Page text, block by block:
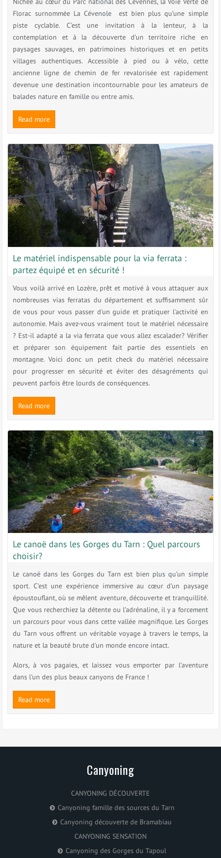
Florac surnommée La Cévenole est bien plus qu’une simple
piste cyclable. C’est une invitation à la lenteur, à la
contemplation et à la découverte d’un territoire riche en
paysages sauvages, en patrimoines historiques et en petits
villages authentiques. Accessible à pied ou à vélo, cette
ancienne ligne de chemin de fer revalorisée est rapidement
devenue une destination incontournable pour les amateurs de
balades nature en famille ou entre amis.
Read more
Le matériel indispensable pour la via ferrata :
partez équipé et en sécurité !
Vous voilà arrivé en Lozère, prêt et motivé à vous attaquer aux
nombreuses vias ferratas du département et suffisamment sûr
de vous pour vous passer d'un guide et pratiquer l'activité en
autonomie. Mais avez-vous vraiment tout le matériel nécessaire
? Est-il adapté a la via ferrata que vous allez escalader? Vérifier
et préparer son équipement fait partie des essentiels en
montagne. Voici donc un petit check du matériel nécessaire
pour progresser en sécurité et éviter des désagréments qui
peuvent parfois être lourds de conséquences.
Read more
Le canoë dans les Gorges du Tarn : Quel parcours
choisir?
Le canoë dans les Gorges du Tarn est bien plus qu’un simple
sport. C’est une expérience immersive au cœur d’un paysage
époustouflant, où se mêlent aventure, découverte et tranquillité.
Que vous recherchiez la détente ou l’adrénaline, il y a forcement
un parcours pour vous dans cette vallée magnifique. Les Gorges
du Tarn vous offrent un véritable voyage à travers le temps, la
nature et la beauté brute d'un monde encore intact.
Alors, à vos pagaies, et laissez vous emporter par l’aventure
dans l’un des plus beaux canyons de France !
Read more
Canyoning
CANYONING DÉCOUVERTE
Canyoning famille des sources du Tarn
Canyoning découverte de Bramabiau
CANYONING SENSATION
Canyoning des Gorges du Tapoul